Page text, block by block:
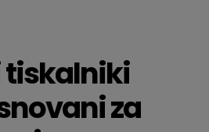
tiskalniki
za